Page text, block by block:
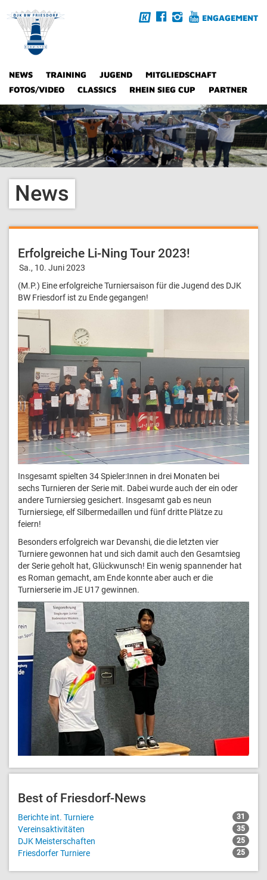
ENGAGEMENT
NEWS TRAINING JUGEND
MITGLIEDSCHAFT
FOTOS/VIDEO
CLASSICS RHEIN SIEG CUP PARTNER
News
Erfolgreiche Li-Ning Tour 2023!
Sa., 10. Juni 2023
(M.P.) Eine erfolgreiche Turniersaison für die Jugend des DJK
BW Friesdorf ist zu Ende gegangen!
Insgesamt spielten 34 Spieler:Innen in drei Monaten bei
sechs Turnieren der Serie mit. Dabei wurde auch der ein oder
andere Turniersieg gesichert. Insgesamt gab es neun
Turniersiege, elf Silbermedaillen und fünf dritte Plätze zu
feiern!
Besonders erfolgreich war Devanshi, die die letzten vier
Turniere gewonnen hat und sich damit auch den Gesamtsieg
der Serie geholt hat, Glückwunsch! Ein wenig spannender hat
es Roman gemacht, am Ende konnte aber auch er die
Turnierserie im JE U17 gewinnen.
Best of Friesdorf-News
Berichte int. Turniere 31
Vereinsaktivitäten 35
DJK Meisterschaften 25
Friesdorfer Turniere 25